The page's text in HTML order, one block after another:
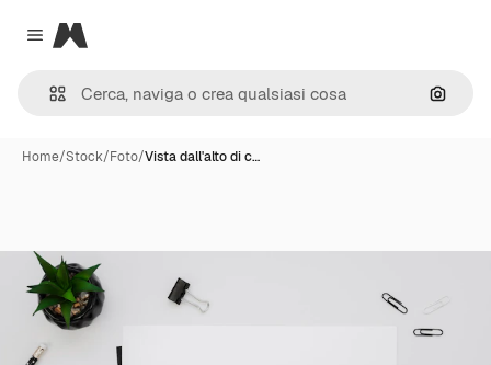
Close menu
Magnific
Cerca
Home/Stock/Foto/Vista dall'alto di c…